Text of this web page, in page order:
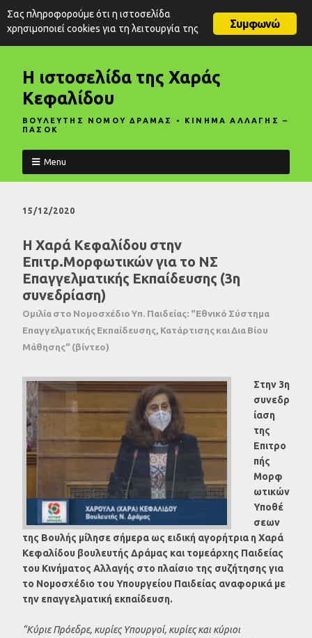
Η ιστοσελίδα της Χαράς
Κεφαλίδου
ΒΟΥΛΕΥΤΗΣ ΝΟΜΟΥ ΔΡΑΜΑΣ • ΚΙΝΗΜΑ ΑΛΛΑΓΗΣ –
ΠΑΣΟΚ
Menu
15/12/2020
Η Χαρά Κεφαλίδου στην
Επιτρ.Μορφωτικών για το ΝΣ
Επαγγελματικής Εκπαίδευσης (3η
συνεδρίαση)
Ομιλία στο Νομοσχέδιο Υπ. Παιδείας: "Εθνικό Σύστημα
Επαγγελματικής Εκπαίδευσης, Κατάρτισης και Δια Βίου
Μάθησης" (βίντεο)
Στην 3η
συνεδρ
ίαση
της
Επιτρο
πής
Μορφ
ωτικών
Υποθέ
σεων
της Βουλής μίλησε σήμερα ως ειδική αγορήτρια η Χαρά
Κεφαλίδου βουλευτής Δράμας και τομεάρχης Παιδείας
του Κινήματος Αλλαγής στο πλαίσιο της συζήτησης για
το Νομοσχέδιο του Υπουργείου Παιδείας αναφορικά με
την επαγγελματική εκπαίδευση.
“Κύριε Πρόεδρε, κυρίες Υπουργοί, κυρίες και κύριοι
Συμφωνώ
Σας πληροφορούμε ότι η ιστοσελίδα
χρησιμοποιεί cookies για τη λειτουργία της